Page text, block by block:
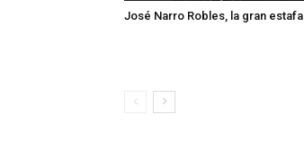
José Narro Robles, la gran estafa